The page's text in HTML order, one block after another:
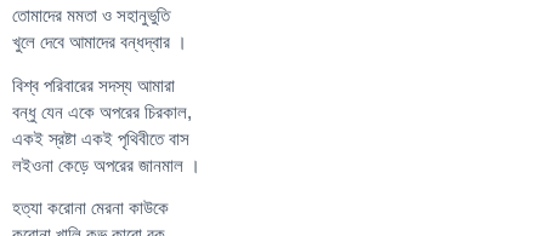
তোমাদের মমতা ও সহানুভুতি
খুলে দেবে আমাদের বন্ধদ্বার ।
বিশ্ব পরিবারের সদস্য আমারা
বন্ধু যেন একে অপরের চিরকাল,
একই স্রষ্টা একই পৃথিবীতে বাস
লইওনা কেড়ে অপরের জানমাল ।
হত্যা করোনা মেরনা কাউকে